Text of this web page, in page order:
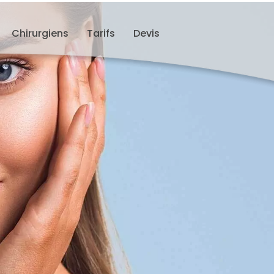
Chirurgiens Tarifs Devis